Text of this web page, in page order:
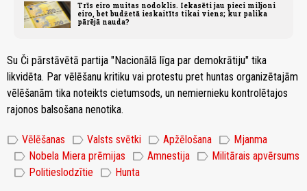
Trīs eiro muitas nodoklis. Iekasēti jau pieci miljoni
eiro, bet budžetā ieskaitīts tikai viens; kur palika
pārējā nauda?
Su Či pārstāvētā partija "Nacionālā līga par demokrātiju" tika
likvidēta. Par vēlēšanu kritiku vai protestu pret huntas organizētajām
vēlēšanām tika noteikts cietumsods, un nemiernieku kontrolētajos
rajonos balsošana nenotika.
label Vēlēšanas label Valsts svētki label Apžēlošana label Mjanma
label Nobela Miera prēmijas label Amnestija label Militārais apvērsums
label Politieslodzītie label Hunta